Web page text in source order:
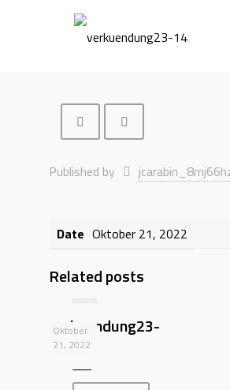
Published by
Date Oktober 21, 2022
Related posts
Oktober
21, 2022
verkuendung23-
28